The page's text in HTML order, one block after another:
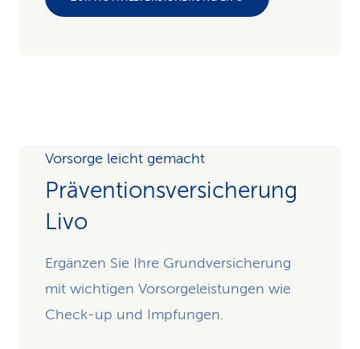
Vorsorge leicht gemacht
Präventions­versicherung
Livo
Ergänzen Sie Ihre Grundversicherung
mit wichtigen Vorsorgeleistungen wie
Check-up und Impfungen.